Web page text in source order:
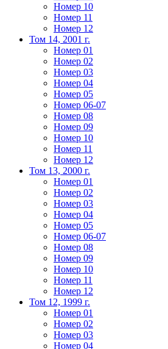
Номер 10
Номер 11
Номер 12
Том 14, 2001 г.
Номер 01
Номер 02
Номер 03
Номер 04
Номер 05
Номер 06-07
Номер 08
Номер 09
Номер 10
Номер 11
Номер 12
Том 13, 2000 г.
Номер 01
Номер 02
Номер 03
Номер 04
Номер 05
Номер 06-07
Номер 08
Номер 09
Номер 10
Номер 11
Номер 12
Том 12, 1999 г.
Номер 01
Номер 02
Номер 03
Номер 04